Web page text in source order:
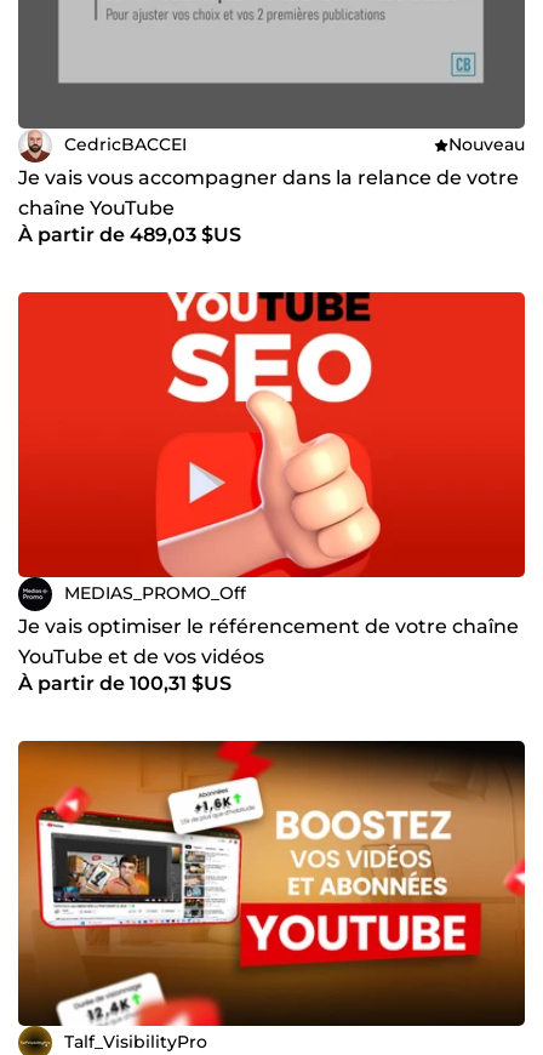
CedricBACCEI Nouveau
Je vais vous accompagner dans la relance de votre
chaîne YouTube
À partir de 489,03 $US
MEDIAS_PROMO_Off
Je vais optimiser le référencement de votre chaîne
YouTube et de vos vidéos
À partir de 100,31 $US
Talf_VisibilityPro